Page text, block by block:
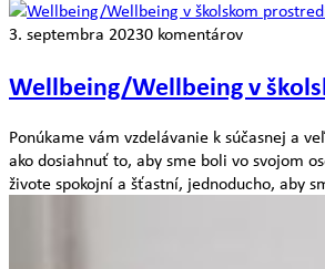
3. septembra 20230 komentárov
Wellbeing/Wellbeing v
Ponúkame vám vzdelávanie k súčasnej a
ako dosiahnuť to, aby sme boli vo svojom
živote spokojní a šťastní, jednoducho, aby